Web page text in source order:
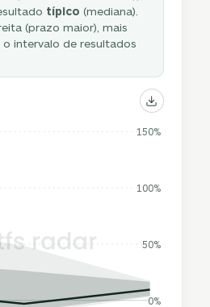
típico (mediana).
(prazo maior), mais
o intervalo de resultados
0%
50%
100%
150%